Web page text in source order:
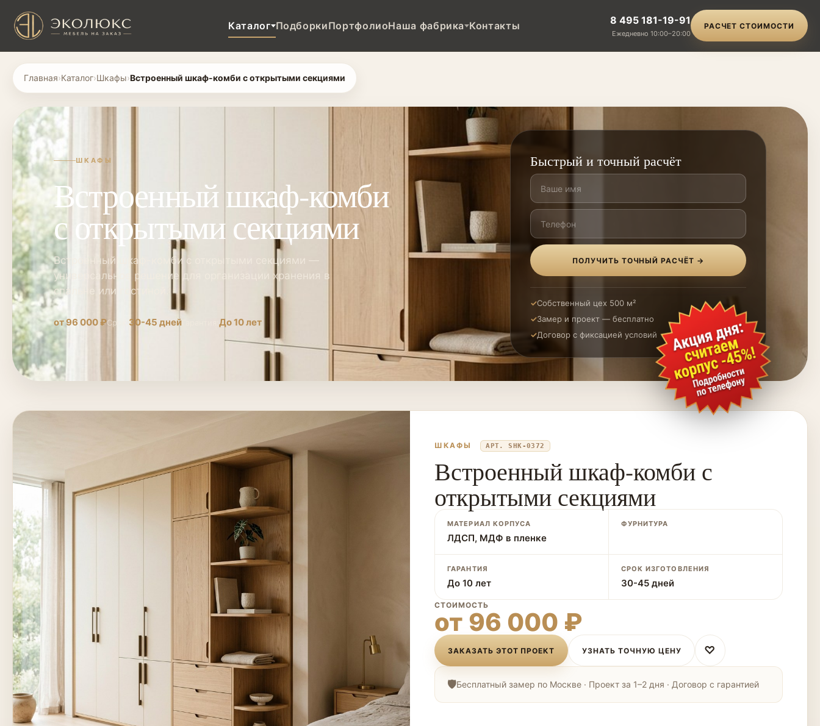
Каталог ПодборкиПортфолиоНаша фабрика Контакты 8 495 181-19-91
Ежедневно 10:00–20:00
РАСЧЕТ СТОИМОСТИ
Главная›Каталог›Шкафы›Встроенный шкаф-комби с открытыми секциями
ШКАФЫ
Встроенный шкаф-комби
с открытыми секциями
Встроенный шкаф-комби с открытыми секциями —
универсальное решение для организации хранения в
спальне или гостиной.
от 96 000 ₽Срок: 30-45 дней До 10 лет
Быстрый и точный расчёт
ПОЛУЧИТЬ ТОЧНЫЙ РАСЧЁТ →
Собственный цех 500 м²
Замер и проект — бесплатно
Договор с фиксацией условий
ШКАФЫ АРТ. SHK-0372
Встроенный шкаф-комби с
открытыми секциями
МАТЕРИАЛ КОРПУСА
ЛДСП, МДФ в пленке
ФУРНИТУРА
ГАРАНТИЯ
До 10 лет
СРОК ИЗГОТОВЛЕНИЯ
30-45 дней
СТОИМОСТЬ
от 96 000 ₽
ЗАКАЗАТЬ ЭТОТ ПРОЕКТ УЗНАТЬ ТОЧНУЮ ЦЕНУ ♡
Бесплатный замер по Москве · Проект за 1–2 дня · Договор с гарантией